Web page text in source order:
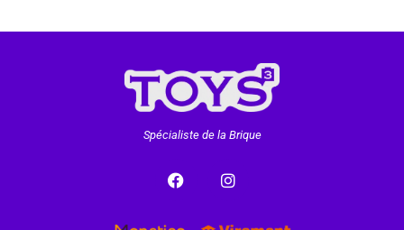
Spécialiste de la Brique